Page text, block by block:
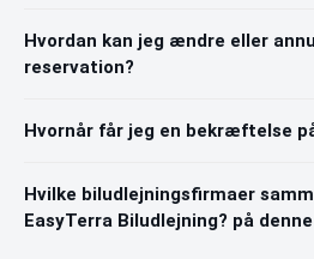
Hvordan kan jeg ændre eller
reservation?
Hvornår får jeg en bekræftelse
Hvilke biludlejningsfirmaer
EasyTerra Biludlejning? på